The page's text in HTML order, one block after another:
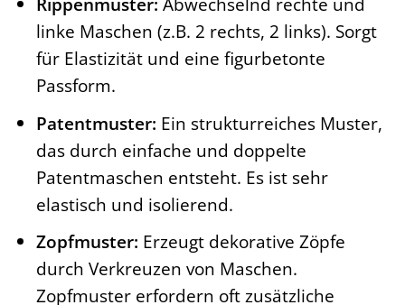
Rippenmuster: Abwechselnd rechte und
linke Maschen (z.B. 2 rechts, 2 links). Sorgt
für Elastizität und eine figurbetonte
Passform.
Patentmuster: Ein strukturreiches Muster,
das durch einfache und doppelte
Patentmaschen entsteht. Es ist sehr
elastisch und isolierend.
Zopfmuster: Erzeugt dekorative Zöpfe
durch Verkreuzen von Maschen.